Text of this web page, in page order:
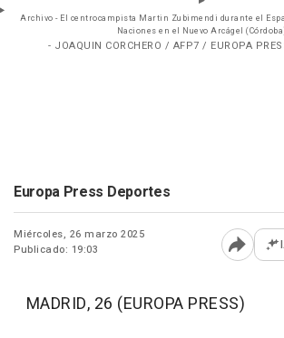
Archivo - El centrocampista Martin Zubimendi durante el
Naciones en el Nuevo Arcágel
- JOAQUIN CORCHERO / AFP7 / EUROPA
Europa Press Deportes
Miércoles, 26 marzo 2025
Publicado: 19:03
Abrir
MADRID, 26 (EUROPA PRESS)